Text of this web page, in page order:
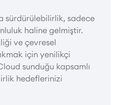
sürdürülebilirlik, sadece
haline gelmiştir.
ve çevresel
için yenilikçi
sunduğu kapsamlı
hedeflerinizi